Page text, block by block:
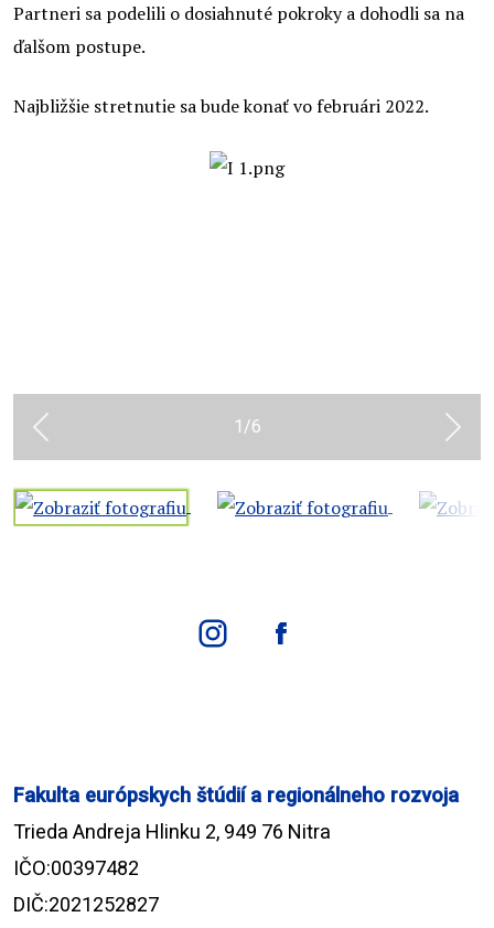
Partneri sa podelili o dosiahnuté pokroky a dohodli sa na
ďalšom postupe.
Najbližšie stretnutie sa bude konať vo februári 2022.
Previous Next
1 /6
Fakulta európskych štúdií a regionálneho rozvoja
Trieda Andreja Hlinku 2, 949 76 Nitra
IČO:00397482
DIČ:2021252827